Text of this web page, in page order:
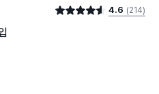
구매했어요별점 4.6점 4.6 (214)